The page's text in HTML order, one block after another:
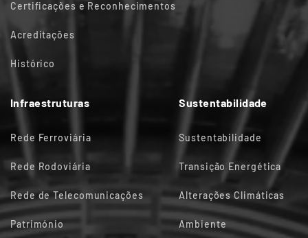
Certificações e Reconhecimentos
Acreditações
Histórico
Infraestruturas
Rede Ferroviária
Rede Rodoviária
Rede de Telecomunicações
Património
Sustentabilidade
Sustentabilidade
Transição Energética
Alterações Climáticas
Ambiente